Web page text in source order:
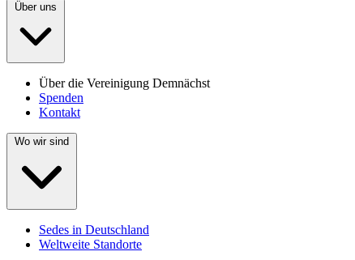
Über uns
Über die Vereinigung Demnächst
Spenden
Kontakt
Wo wir sind
Sedes in Deutschland
Weltweite Standorte